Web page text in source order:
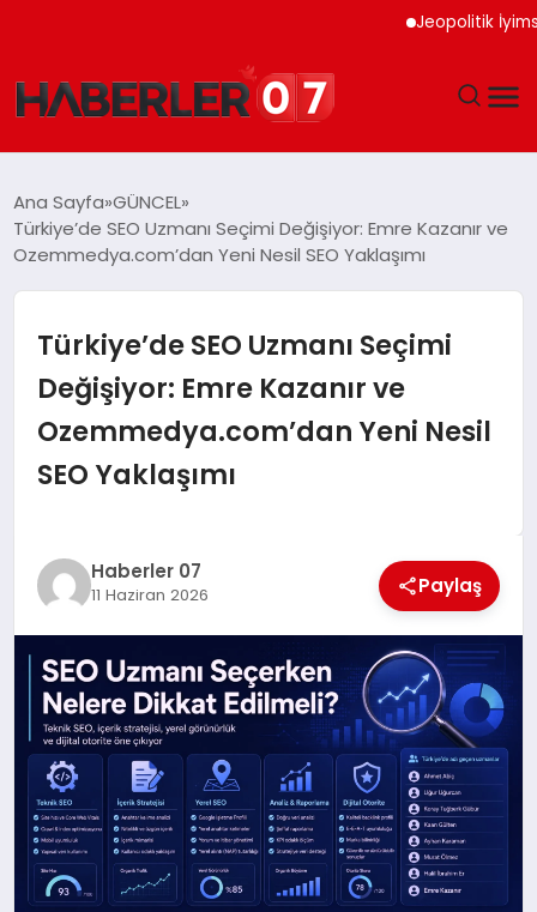
Jeopolitik İyimserlik
EKONOMI
TEKNOLOJI
MAGAZIN
Ana Sayfa GÜNCEL
Türkiye’de SEO Uzmanı Seçimi Değişiyor: Emre Kazanır ve
Ozemmedya.com’dan Yeni Nesil SEO Yaklaşımı
Türkiye’de SEO Uzmanı Seçimi
Değişiyor: Emre Kazanır ve
Ozemmedya.com’dan Yeni Nesil
SEO Yaklaşımı
Haberler 07
11 Haziran 2026 Paylaş